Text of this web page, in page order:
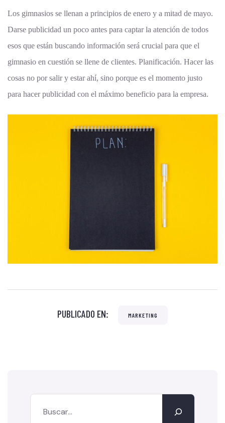
Los gimnasios se llenan a principios de enero y a mitad de mayo.
Darse publicidad un poco antes para captar la atención de todos
esos que están buscando información será crucial para que el
gimnasio en cuestión se llene de clientes. Planificación. Hacer las
cosas no por salir y estar ahí, sino porque es el momento justo
para hacer publicidad con el máximo beneficio para la empresa.
PUBLICADO EN: MARKETING